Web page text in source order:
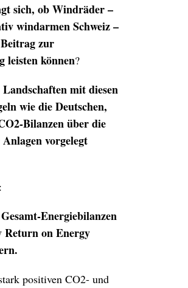
sich, ob Windräder –
windarmen Schweiz –
zur
leisten können?
mit diesen
wie die Deutschen,
Bilanzen über die
vorgelegt
Energiebilanzen
Return on Energy
positiven CO2- und